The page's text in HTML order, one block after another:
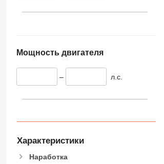
Мощность двигателя
– л.с.
Характеристики
Наработка